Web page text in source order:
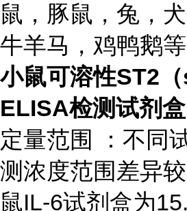
鼠，豚鼠，兔，
牛羊马，鸡鸭鹅等
小鼠可溶性ST2（
ELISA检测试剂盒
定量范围 ：不同
测浓度范围差异
鼠IL-6试剂盒为